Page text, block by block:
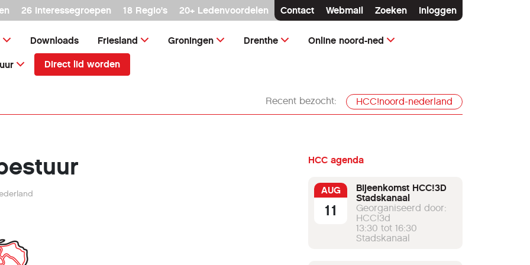
26 interessegroepen 18 Regio's 20+ Ledenvoordelen Contact Webmail Zoeken Inloggen
Downloads Friesland Groningen Drenthe Online noord-ned
Direct lid worden
Recent bezocht: HCC!noord-nederland
HCC agenda
AUG
11
Bijeenkomst HCC!3D
Stadskanaal
Georganiseerd door:
HCC!3d
13:30 tot 16:30
Stadskanaal